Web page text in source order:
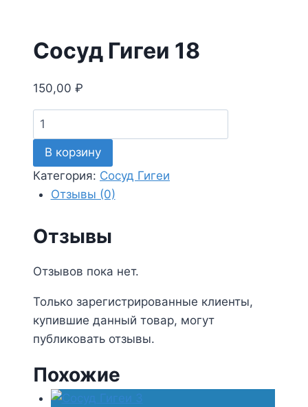
Сосуд Гигеи 18
150,00 ₽
Количество
товара
Сосуд
Гигеи
18
В корзину
Категория: Сосуд Гигеи
Отзывы (0)
Отзывы
Отзывов пока нет.
Только зарегистрированные клиенты,
купившие данный товар, могут
публиковать отзывы.
Похожие